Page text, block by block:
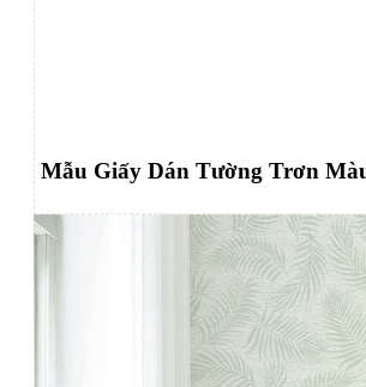
Mẫu Giấy Dán Tường Trơn